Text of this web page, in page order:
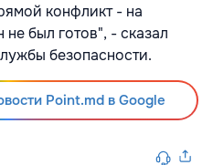
конфликт - на
был готов", - сказал
безопасности.
Point.md в Google